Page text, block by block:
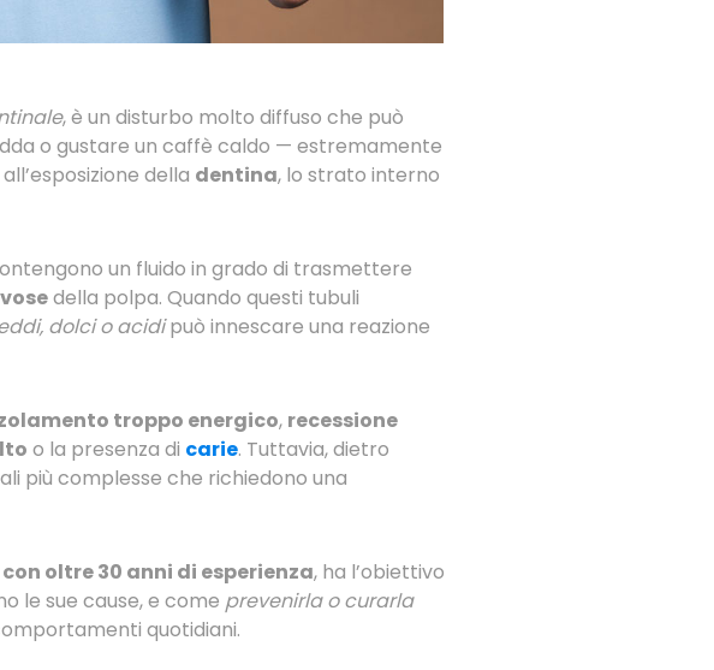
, è un disturbo molto diffuso che può
o gustare un caffè caldo — estremamente
della dentina, lo strato interno
un fluido in grado di trasmettere
della polpa. Quando questi tubuli
dolci o acidipuò innescare una reazione
troppo energico, recessione
o la presenza di carie. Tuttavia, dietro
più complesse che richiedono una
oltre 30 anni di esperienza, ha l’obiettivo
le sue cause, e come prevenirla o curarla
quotidiani.